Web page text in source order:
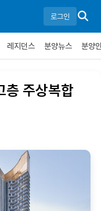
로그인
레지던스 분양뉴스 분양
층 주상복합